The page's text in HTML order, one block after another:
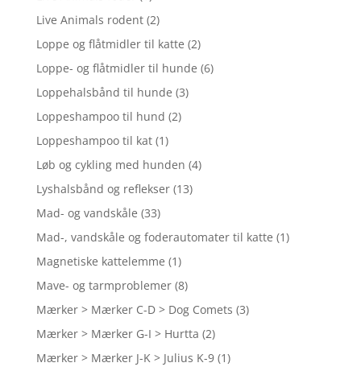
Live Animals rodent (2)
Loppe og flåtmidler til katte (2)
Loppe- og flåtmidler til hunde (6)
Loppehalsbånd til hunde (3)
Loppeshampoo til hund (2)
Loppeshampoo til kat (1)
Løb og cykling med hunden (4)
Lyshalsbånd og reflekser (13)
Mad- og vandskåle (33)
Mad-, vandskåle og foderautomater til katte (1)
Magnetiske kattelemme (1)
Mave- og tarmproblemer (8)
Mærker > Mærker C-D > Dog Comets (3)
Mærker > Mærker G-I > Hurtta (2)
Mærker > Mærker J-K > Julius K-9 (1)